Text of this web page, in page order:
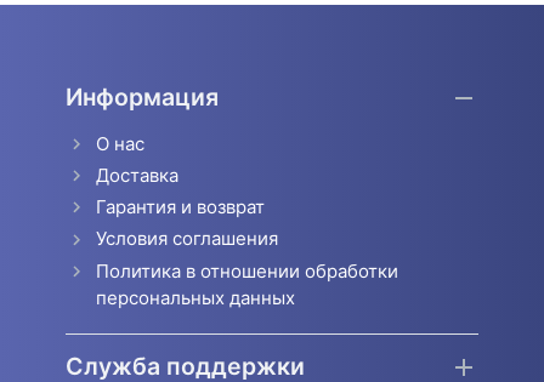
Информация
О нас
Доставка
Гарантия и возврат
Условия соглашения
Политика в отношении обработки
персональных данных
Служба поддержки